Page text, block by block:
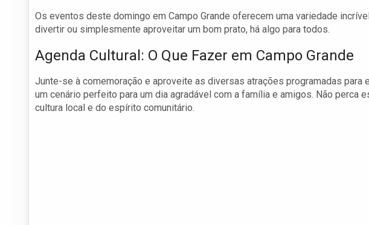
Os eventos deste domingo em Campo Grande oferecem uma variedade
divertir ou simplesmente aproveitar um bom prato, há algo para todos.
Agenda Cultural: O Que Fazer em Campo Grande
Junte-se à comemoração e aproveite as diversas atrações programadas para
um cenário perfeito para um dia agradável com a família e amigos. Não perca
cultura local e do espírito comunitário.